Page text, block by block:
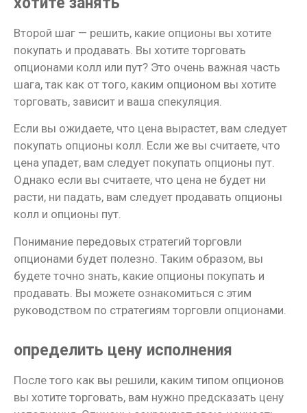
Второй шаг — решить, какие опционы вы хотите
покупать и продавать. Вы хотите торговать
опционами колл или пут? Это очень важная часть
шага, так как от того, каким опционом вы хотите
торговать, зависит и ваша спекуляция.
Если вы ожидаете, что цена вырастет, вам следует
покупать опционы колл. Если же вы считаете, что
цена упадет, вам следует покупать опционы пут.
Однако если вы считаете, что цена не будет ни
расти, ни падать, вам следует продавать опционы
колл и опционы пут.
Понимание передовых стратегий торговли
опционами будет полезно. Таким образом, вы
будете точно знать, какие опционы покупать и
продавать. Вы можете ознакомиться с этим
руководством по стратегиям торговли опционами.
определить цену исполнения
После того как вы решили, каким типом опционов
вы хотите торговать, вам нужно предсказать цену